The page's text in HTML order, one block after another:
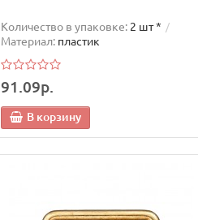
Количество в упаковке: 2 шт *
Материал: пластик
91.09р.
В корзину